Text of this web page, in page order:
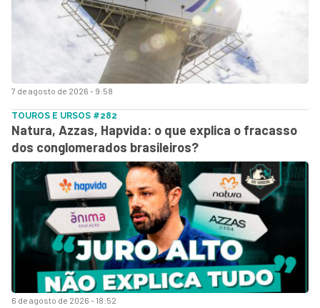
7 de agosto de 2026 - 9:58
6 de agosto de 2026 - 18:52
TOUROS E URSOS #282
Natura, Azzas, Hapvida: o que explica o fracasso
dos conglomerados brasileiros?